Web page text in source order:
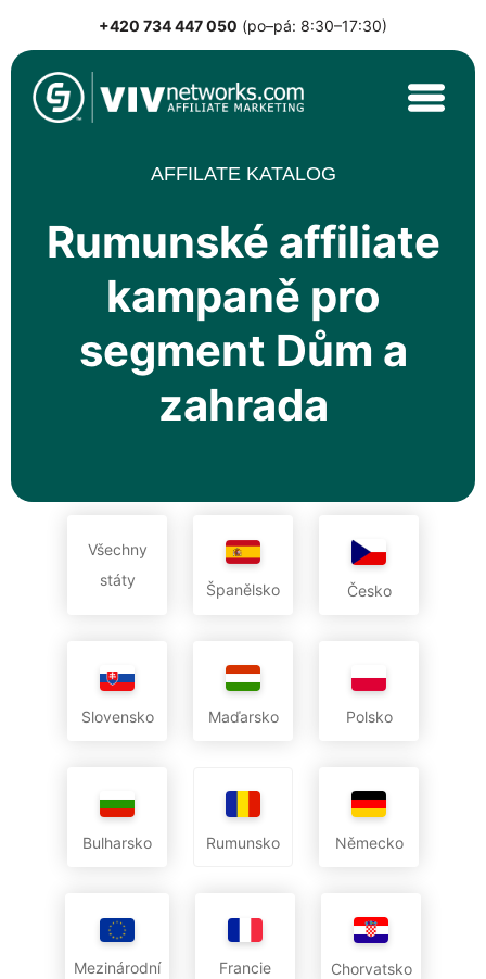
to
content
+420 734 447 050 (po–pá: 8:30–17:30)
VIVnetworks.com
Nejvýkonnější affiliate síť v CEE
AFFILATE KATALOG
Rumunské affiliate
kampaně pro
segment Dům a
zahrada
Všechny
státy
Španělsko Česko
Slovensko Maďarsko Polsko
Bulharsko Rumunsko Německo
Mezinárodní Francie Chorvatsko